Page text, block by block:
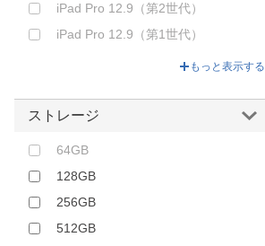
iPad Pro 12.9（第2世代）
iPad Pro 12.9（第1世代）
iPad Pro 11.0（第4世代）
iPad Pro 11.0（第2世代）
もっと表示する
ストレージ
64GB
128GB
256GB
512GB